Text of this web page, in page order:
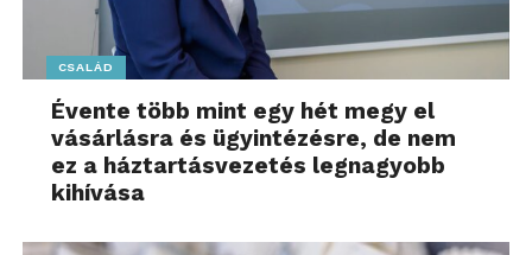
nyugalomnak és a kölcsönös megértésnek – legyen
szó érzelmi vagy fizikai tereinkről.
További részletek: https://hevitettetikett.hu/
Társadalmi célú reklám – Megrendelője a JTI
Hungary Zrt. A hevített dohánytermékek fogyasztása
CSALÁD
Évente több mint egy hét megy el
vásárlásra és ügyintézésre, de nem
ez a háztartásvezetés legnagyobb
kihívása